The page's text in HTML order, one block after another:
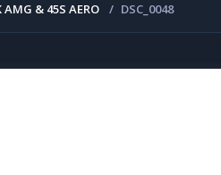
AMG & 45S AERO DSC_0048